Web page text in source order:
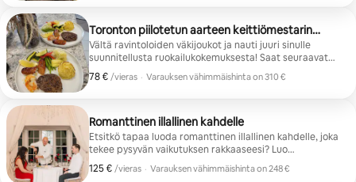
Toronton piilotetun aarteen keittiömestarin
illallinen
Vältä ravintoloiden väkijoukot ja nauti juuri sinulle
suunnitellusta ruokailukokemuksesta! Saat seuraavat
palvelut: 3 ruokalajia (alkuruoka, pääruoka, jälkiruoka),
ammattikokin palvelu, ravintolatyyppinen tarjoilu.
78 € /vieras
78 € vierasta kohti
· Varauksen vähimmäishinta on 310 €
Romanttinen illallinen kahdelle
Etsitkö tapaa luoda romanttinen illallinen kahdelle, joka
tekee pysyvän vaikutuksen rakkaaseesi? Luo
ikimuistoinen ja intiimi ilta valitsemalla täydellinen
ateria.
125 € /vieras
125 € vierasta kohti
· Varauksen vähimmäishinta on 248 €